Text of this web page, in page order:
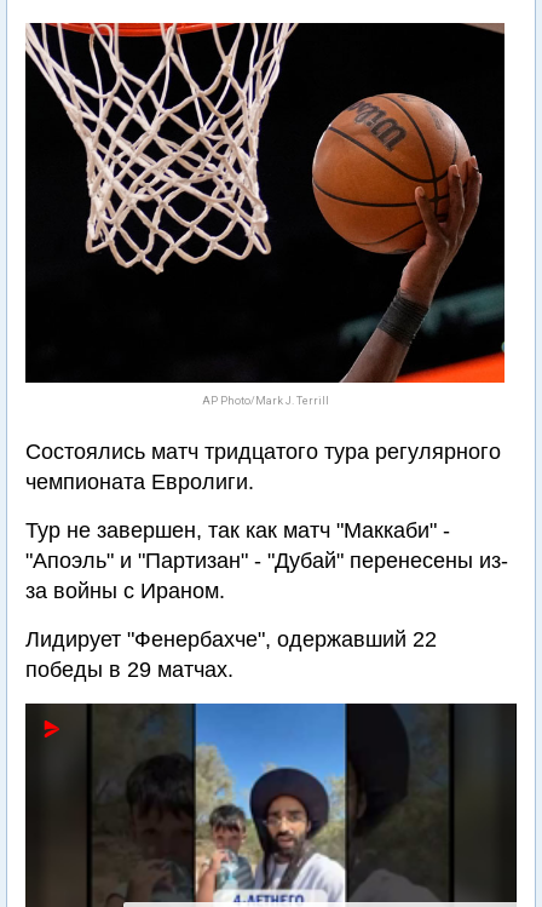
AP Photo/Mark J. Terrill
Состоялись матч тридцатого тура регулярного
чемпионата Евролиги.
Тур не завершен, так как матч "Маккаби" -
"Апоэль" и "Партизан" - "Дубай" перенесены из-
за войны с Ираном.
Лидирует "Фенербахче", одержавший 22
победы в 29 матчах.